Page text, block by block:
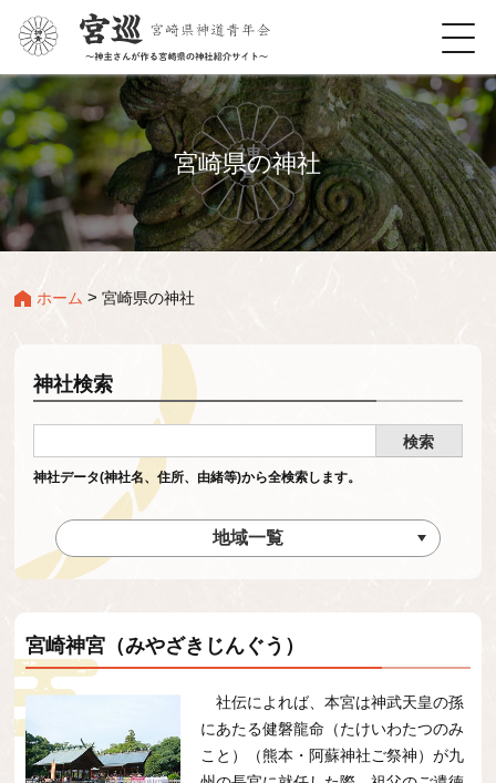
宮崎県の神社
ホーム >宮崎県の神社
神社検索
神社データ(神社名、住所、由緒等)から全検索します。
地域一覧
宮崎神宮（みやざきじんぐう）
社伝によれば、本宮は神武天皇の孫
にあたる健磐龍命（たけいわたつのみ
こと）（熊本・阿蘇神社ご祭神）が九